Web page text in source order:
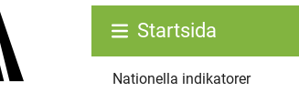
Startsida
Nationella indikatorer